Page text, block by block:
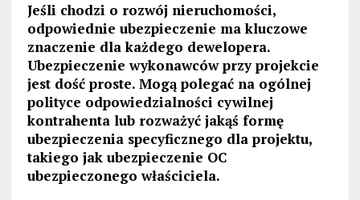
Jeśli chodzi o rozwój nieruchomości,
odpowiednie ubezpieczenie ma kluczowe
znaczenie dla każdego dewelopera.
Ubezpieczenie wykonawców przy projekcie
jest dość proste. Mogą polegać na ogólnej
polityce odpowiedzialności cywilnej
kontrahenta lub rozważyć jakąś formę
ubezpieczenia specyficznego dla projektu,
takiego jak ubezpieczenie OC
ubezpieczonego właściciela.